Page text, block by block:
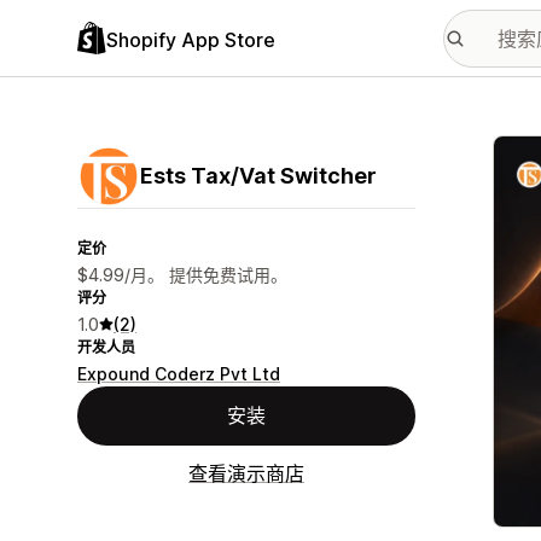
Shopify App Store
Ests Tax/Vat Switcher
定价
$4.99/月。 提供免费试用。
评分
1.0 (2)
开发人员
Expound Coderz Pvt Ltd
安装
查看演示商店
配图